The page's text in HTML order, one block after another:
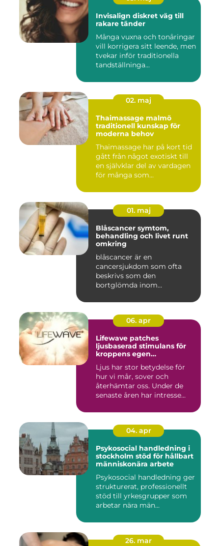
Invisalign diskret väg till
rakare tänder
Många vuxna och tonåringar
vill korrigera sitt leende, men
tvekar inför traditionella
tandställninga...
02. maj
Thaimassage malmö
traditionell kunskap för
moderna behov
Thaimassage har på kort tid
gått från något exotiskt till
en självklar del av vardagen
för många som...
01. maj
Blåscancer symtom,
behandling och livet runt
omkring
blåscancer är en
cancersjukdom som ofta
beskrivs som den
bortglömda inom
06. apr
Lifewave patches
ljusbaserad stimulans för
kroppens egen
Ljus har stor betydelse för
hur vi mår, sover och
återhämtar oss. Under de
senaste åren har intresse...
04. apr
Psykosocial handledning i
stockholm stöd för hållbart
människonära arbete
Psykosocial handledning ger
strukturerat, professionellt
stöd till yrkesgrupper som
arbetar nära män...
26. mar